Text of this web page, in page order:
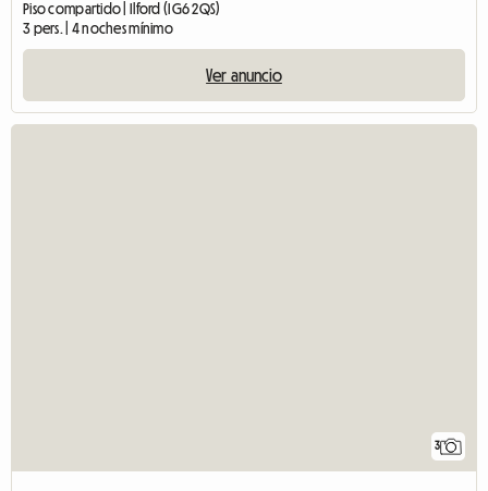
Piso compartido | Ilford (IG6 2QS)
3 pers. | 4 noches mínimo
Ver anuncio
3